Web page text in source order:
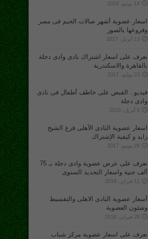
14 يونيو، 2018
اسعار عضوية أشهر صالات الجيم فى مصر
وفروعها بالصور
13 أبريل، 2017
تعرف على اسعار اشتراك نادى وادى دجلة
بالقاهرة والاسكندرية
23 يوليو، 2017
فيديو.. القبض على خاطف أطفال فى نادى
وادى دجلة
8 أبريل، 2018
اسعار عضوية النادى الأهلى فرع الشيخ
زايد و كيفية الإشتراك
26 يونيو، 2017
تعرف على عرض عضوية وادى دجلة بـ 75
ألف جنية واسعار التجديد السنوى
11 فبراير، 2018
أسعار عضوية النادى الاهلى والتقسيط
وشئون العضوية
28 فبراير، 2018
تعرف على اسعار عضوية مركز شباب